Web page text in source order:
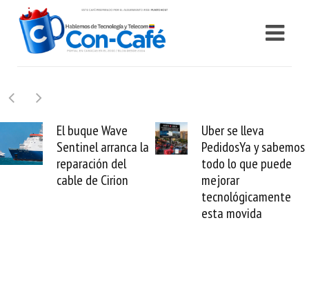
El buque Wave
Sentinel arranca la
reparación del
cable de Cirion
Uber se lleva
PedidosYa y sabemos
todo lo que puede
mejorar
tecnológicamente
esta movida